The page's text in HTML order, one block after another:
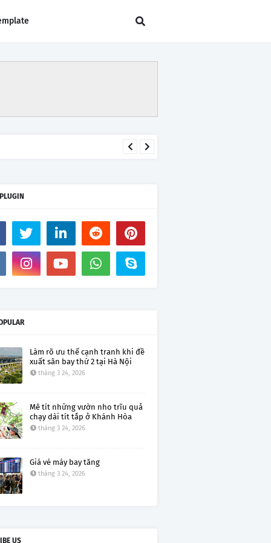
Làm rõ ưu thế cạnh tranh khi đề
xuất sân bay thứ 2 tại Hà Nội
tháng 3 24, 2026
Mê tít những vườn nho trĩu quả
chạy dài tít tắp ở Khánh Hòa
tháng 3 24, 2026
Giá vé máy bay tăng
tháng 3 24, 2026
US